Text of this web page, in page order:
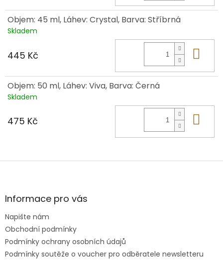
Objem: 45 ml, Láhev: Crystal, Barva: Stříbrná
Skladem
445 Kč
Objem: 50 ml, Láhev: Viva, Barva: Černá
Skladem
475 Kč
Z
aInformace pro vás
Napište nám
Obchodní podmínky
Podmínky ochrany osobních údajů
Podmínky soutěže o voucher pro odběratele newsletteru